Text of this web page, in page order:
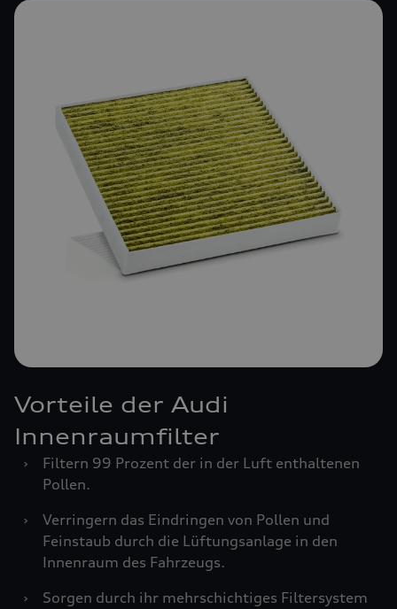
Vorteile der Audi
Innenraumfilter
›
Filtern 99 Prozent der in der Luft enthaltenen
Pollen.
›
Verringern das Eindringen von Pollen und
Feinstaub durch die Lüftungsanlage in den
Innenraum des Fahrzeugs.
›
Sorgen durch ihr mehrschichtiges Filtersystem